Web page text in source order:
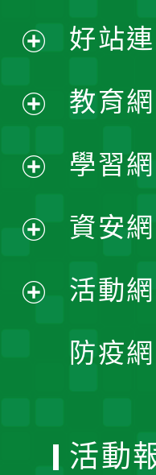
開
選
單
開
選
單
開
選
單
開
選
開
好站
教育
學習
資安
活動
防疫
活動